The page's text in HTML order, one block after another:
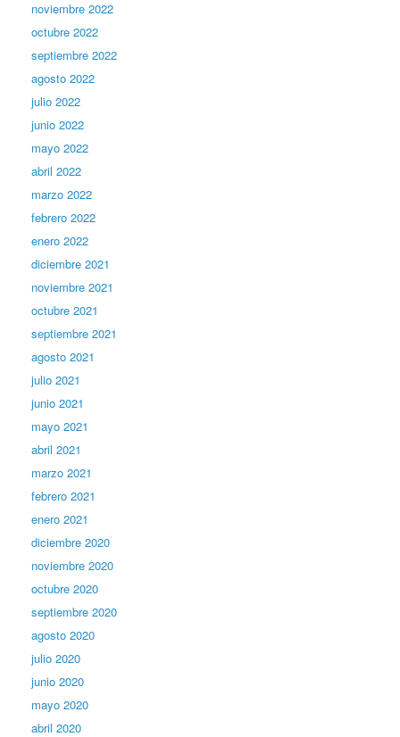
noviembre 2022
octubre 2022
septiembre 2022
agosto 2022
julio 2022
junio 2022
mayo 2022
abril 2022
marzo 2022
febrero 2022
enero 2022
diciembre 2021
noviembre 2021
octubre 2021
septiembre 2021
agosto 2021
julio 2021
junio 2021
mayo 2021
abril 2021
marzo 2021
febrero 2021
enero 2021
diciembre 2020
noviembre 2020
octubre 2020
septiembre 2020
agosto 2020
julio 2020
junio 2020
mayo 2020
abril 2020